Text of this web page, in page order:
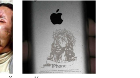
механика.